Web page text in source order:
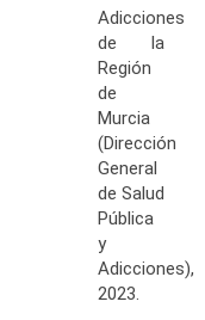
Adicciones
de la
Región
de
Murcia
(Dirección
General
de Salud
Pública
y
Adicciones),
2023.